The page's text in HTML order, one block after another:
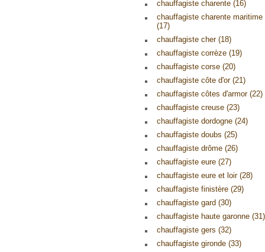
chauffagiste charente (16)
chauffagiste charente maritime
(17)
chauffagiste cher (18)
chauffagiste corrèze (19)
chauffagiste corse (20)
chauffagiste côte d'or (21)
chauffagiste côtes d'armor (22)
chauffagiste creuse (23)
chauffagiste dordogne (24)
chauffagiste doubs (25)
chauffagiste drôme (26)
chauffagiste eure (27)
chauffagiste eure et loir (28)
chauffagiste finistère (29)
chauffagiste gard (30)
chauffagiste haute garonne (31)
chauffagiste gers (32)
chauffagiste gironde (33)